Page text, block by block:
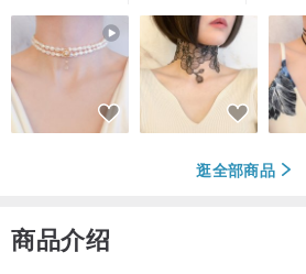
逛全部商品
商品介绍